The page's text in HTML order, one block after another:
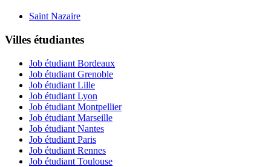
Saint Nazaire
Villes étudiantes
Job étudiant Bordeaux
Job étudiant Grenoble
Job étudiant Lille
Job étudiant Lyon
Job étudiant Montpellier
Job étudiant Marseille
Job étudiant Nantes
Job étudiant Paris
Job étudiant Rennes
Job étudiant Toulouse